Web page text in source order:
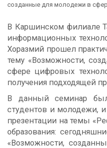
созданные для молодежи в
В Каршинском филиале
информационных
Хоразмий прошел
тему «Возможности,
сфере цифровых
получения подходящей
В данный семинар
студентов и молодежи,
презентации на темы
образования:
«Возможности,